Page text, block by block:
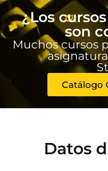
¿Los
son
Muchos cursos
Catálogo
Datos